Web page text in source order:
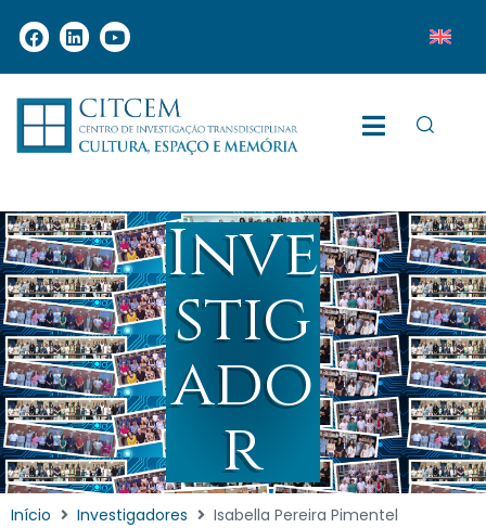
Inve
stig
ado
r
Início Investigadores Isabella Pereira Pimentel